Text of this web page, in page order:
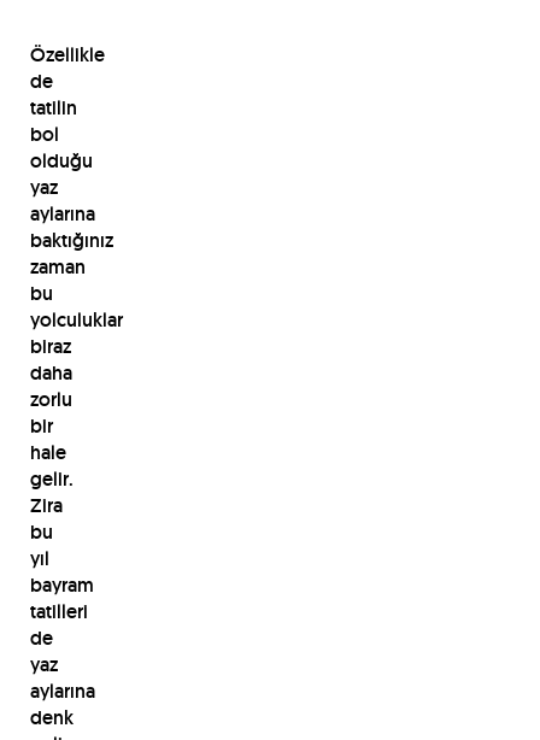
Özellikle
de
tatilin
bol
olduğu
yaz
aylarına
baktığınız
zaman
bu
yolculuklar
biraz
daha
zorlu
bir
hale
gelir.
Zira
bu
yıl
bayram
tatilleri
de
yaz
aylarına
denk